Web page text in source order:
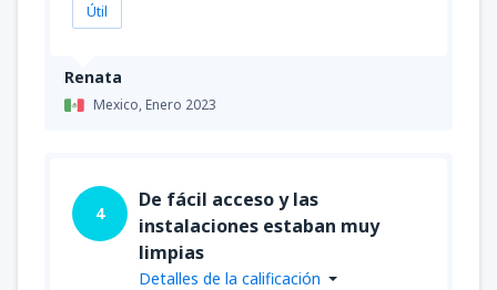
Renata
Mexico,Enero 2023
Útil
4
De fácil acceso y las
instalaciones estaban muy
limpias
Detalles de la calificación